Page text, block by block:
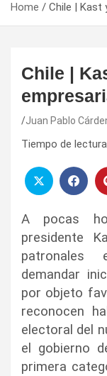
Home Chile | Kast
Chile |
Juan Pablo
Tiempo de
A pocas
presidente
patronales
demandar
por objeto
reconocen
electoral del
el gobierno
primera